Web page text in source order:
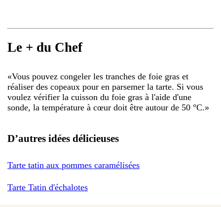
Le + du Chef
«Vous pouvez congeler les tranches de foie gras et
réaliser des copeaux pour en parsemer la tarte. Si vous
voulez vérifier la cuisson du foie gras à l'aide d'une
sonde, la température à cœur doit être autour de 50 °C.»
D’autres idées délicieuses
Tarte tatin aux pommes caramélisées
Tarte Tatin d'échalotes